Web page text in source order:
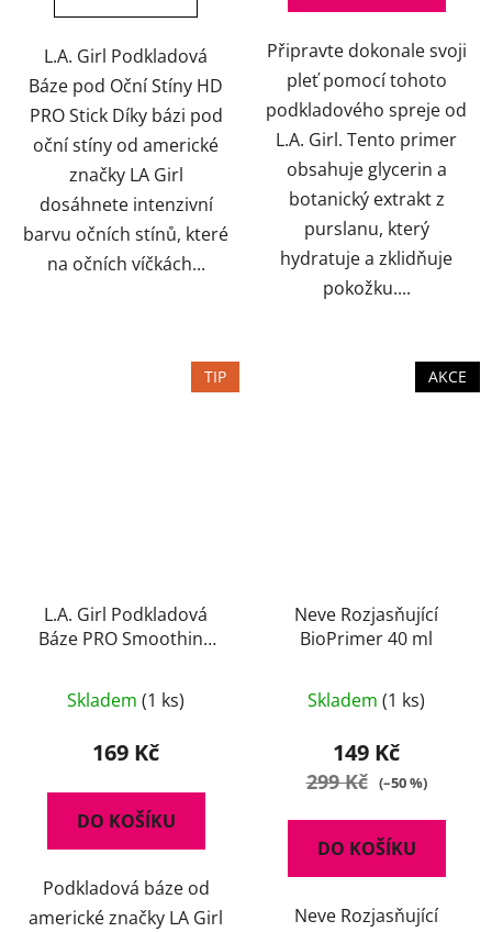
L.A. Girl Podkladová
Báze pod Oční Stíny HD
PRO Stick Díky bázi pod
oční stíny od americké
značky LA Girl
dosáhnete intenzivní
barvu očních stínů, které
na očních víčkách...
hvězdiček.
Připravte dokonale svoji
pleť pomocí tohoto
podkladového spreje od
L.A. Girl. Tento primer
obsahuje glycerin a
botanický extrakt z
purslanu, který
hydratuje a zklidňuje
pokožku....
TIP
L.A. Girl Podkladová
Báze PRO Smoothing
Skladem (1 ks)
169 Kč
DO KOŠÍKU
Podkladová báze od
americké značky LA Girl
AKCE
Neve Rozjasňující
BioPrimer 40 ml
Skladem (1 ks)
149 Kč
299 Kč (–50 %)
DO KOŠÍKU
Neve Rozjasňující